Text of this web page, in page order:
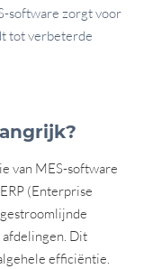
software zorgt voor
tot verbeterde
van MES-software
(Enterprise
Dit
efficiëntie.